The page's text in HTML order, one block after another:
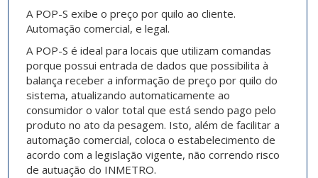
A POP-S exibe o preço por quilo ao cliente.
Automação comercial, e legal.
A POP-S é ideal para locais que utilizam comandas
porque possui entrada de dados que possibilita à
balança receber a informação de preço por quilo do
sistema, atualizando automaticamente ao
consumidor o valor total que está sendo pago pelo
produto no ato da pesagem. Isto, além de facilitar a
automação comercial, coloca o estabelecimento de
acordo com a legislação vigente, não correndo risco
de autuação do INMETRO.